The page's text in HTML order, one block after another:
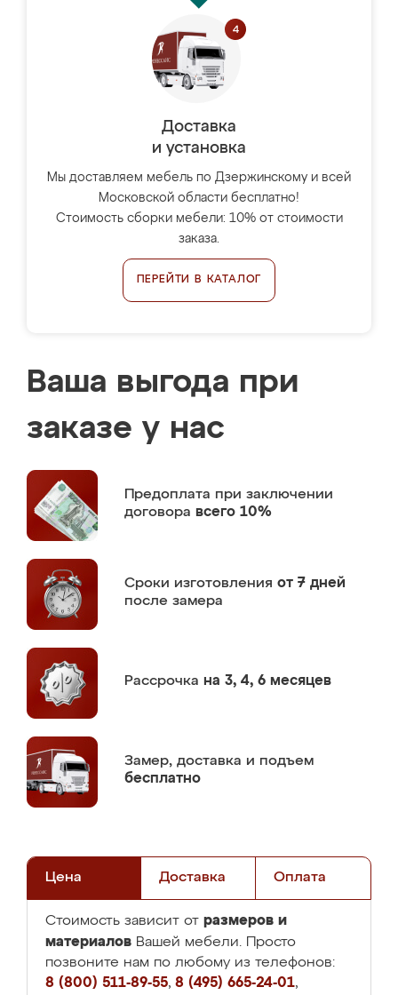
Доставка
и установка
Мы доставляем мебель по Дзержинскому и всей
Московской области бесплатно!
Стоимость сборки мебели: 10% от стоимости
заказа.
ПЕРЕЙТИ В КАТАЛОГ
Ваша выгода при
заказе у нас
Предоплата при заключении
договора всего 10%
Сроки изготовления от 7 дней
после замера
Рассрочка на 3, 4, 6 месяцев
Замер, доставка и подъем
бесплатно
Цена Доставка Оплата
Стоимость зависит от размеров и
материалов Вашей мебели. Просто
позвоните нам по любому из телефонов:
8 (800) 511-89-55, 8 (495) 665-24-01,